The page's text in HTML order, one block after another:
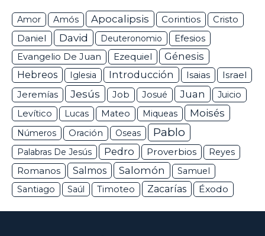
Amor Amós Apocalipsis Corintios Cristo
Daniel David Deuteronomio Efesios
Evangelio De Juan Ezequiel
Génesis
Hebreos
Iglesia Introducción Isaias Israel
Jeremías Jesús Job Josué Juan
Juicio
Levítico
Lucas Mateo Miqueas Moisés
Números Oración Oseas Pablo
Palabras De Jesús Pedro Proverbios Reyes
Romanos Salmos Salomón
Samuel
Santiago
Saúl Timoteo Zacarías Éxodo